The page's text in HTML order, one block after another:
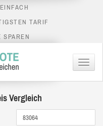
TARIF
Menü
Vergleich